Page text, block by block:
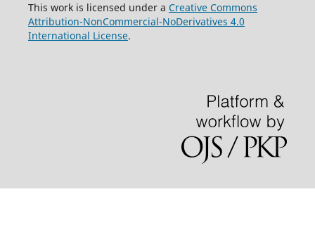
This work is licensed under a Creative Commons
Attribution-NonCommercial-NoDerivatives 4.0
International License.